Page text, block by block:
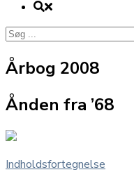
Søg
Årbog 2008
Ånden fra ’68
Indholdsfortegnelse